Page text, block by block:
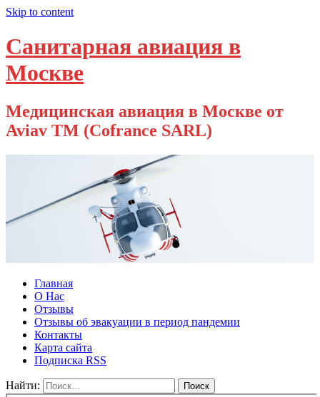
Skip to content
Санитарная авиация в
Москве
Медицинская авиация в Москве от
Aviav TM (Cofrance SARL)
Главная
О Нас
Отзывы
Отзывы об эвакуации в период пандемии
Контакты
Карта сайта
Подписка RSS
Найти: